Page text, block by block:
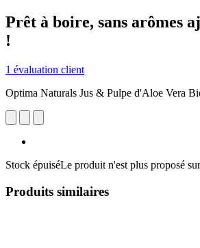
Prêt à boire, sans arômes
!
1 évaluation client
Optima Naturals Jus & Pulpe d'Aloe Vera
Stock épuiséLe produit n'est plus proposé
Produits similaires